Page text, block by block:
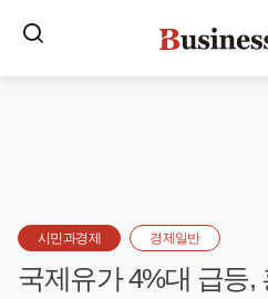
시민과경제 경제일반
국제유가 4%대 급등,